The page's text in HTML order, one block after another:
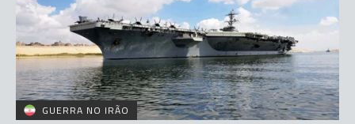
GUERRA NO IRÃO